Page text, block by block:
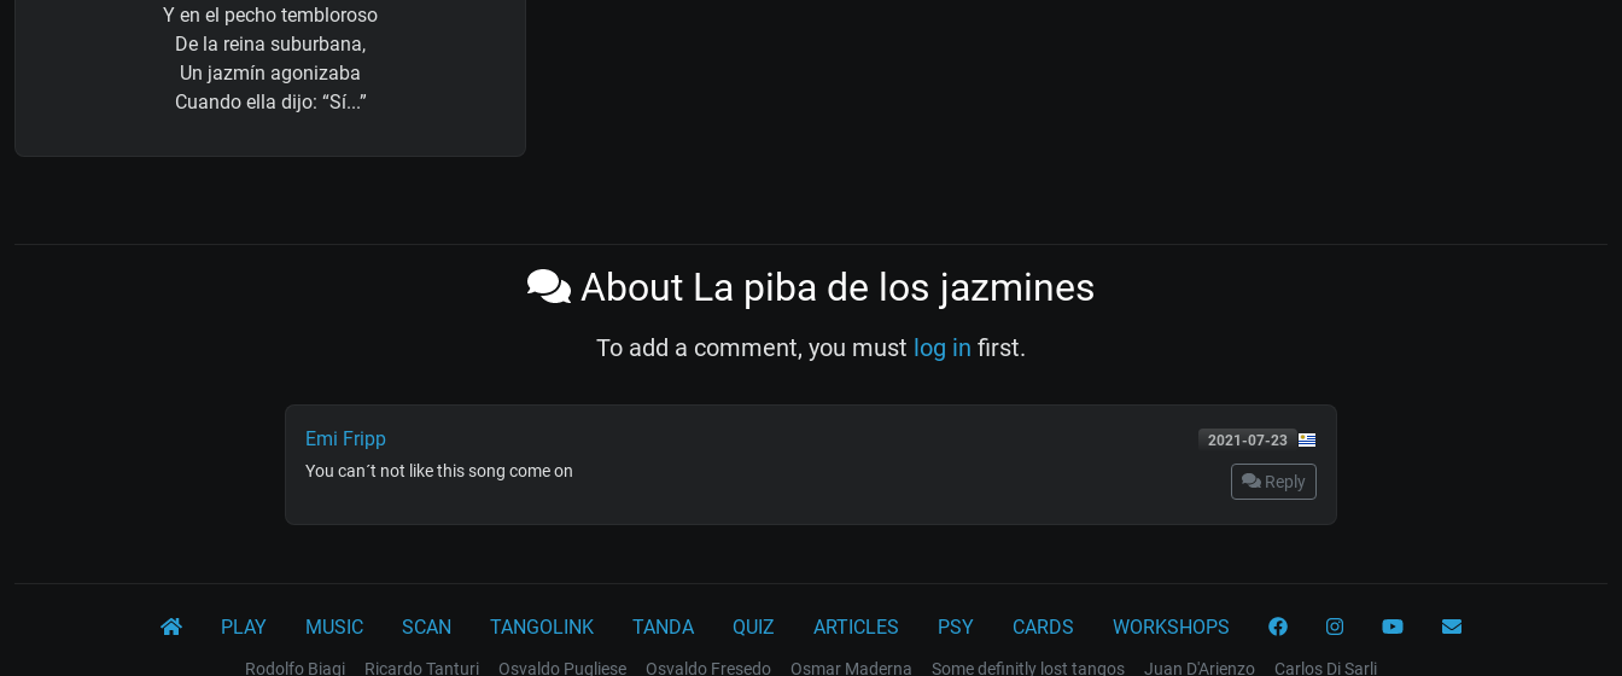
Y en el pecho tembloroso
De la reina suburbana,
Un jazmín agonizaba
Cuando ella dijo: “Sí...”
About La piba de los jazmines
To add a comment, you must log in first.
2021-07-23
Emi Fripp
Reply
You can´t not like this song come on
PLAY MUSIC SCAN TANGOLINK TANDA QUIZ ARTICLES PSY CARDS WORKSHOPS
Rodolfo Biagi Ricardo Tanturi Osvaldo Pugliese Osvaldo Fresedo Osmar Maderna Some definitly lost tangos Juan D'Arienzo Carlos Di Sarli